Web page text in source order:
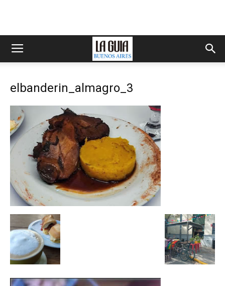
elbanderin_almagro_3